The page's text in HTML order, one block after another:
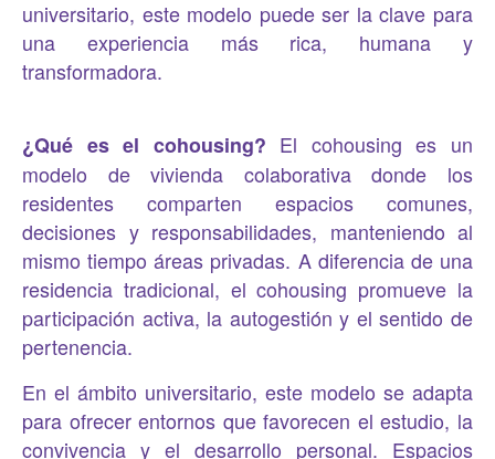
universitario, este modelo puede ser la clave para
una experiencia más rica, humana y
transformadora.
¿Qué es el cohousing? El cohousing es un
modelo de vivienda colaborativa donde los
residentes comparten espacios comunes,
decisiones y responsabilidades, manteniendo al
mismo tiempo áreas privadas. A diferencia de una
residencia tradicional, el cohousing promueve la
participación activa, la autogestión y el sentido de
pertenencia.
En el ámbito universitario, este modelo se adapta
para ofrecer entornos que favorecen el estudio, la
convivencia y el desarrollo personal. Espacios